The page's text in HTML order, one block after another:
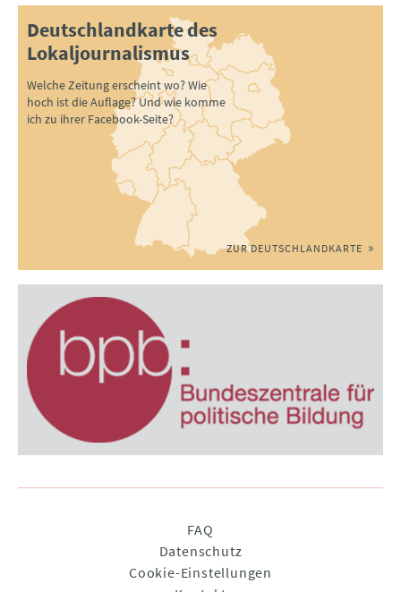
Deutschlandkarte des
Lokaljournalismus
Welche Zeitung erscheint wo? Wie
hoch ist die Auflage? Und wie komme
ich zu ihrer Facebook-Seite?
ZUR DEUTSCHLANDKARTE
FAQ
Datenschutz
Cookie-Einstellungen